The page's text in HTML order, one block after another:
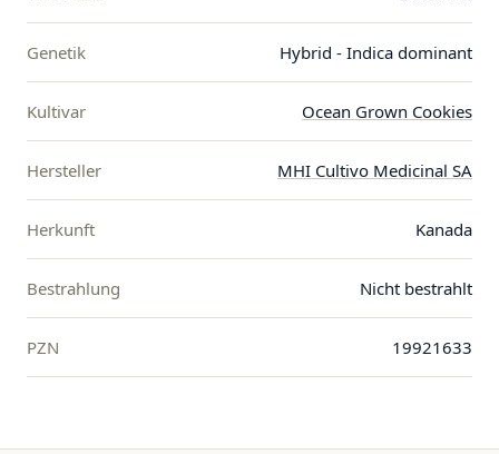
Genetik Hybrid - Indica dominant
Kultivar Ocean Grown Cookies
Hersteller MHI Cultivo Medicinal SA
Herkunft Kanada
Bestrahlung Nicht bestrahlt
PZN 19921633